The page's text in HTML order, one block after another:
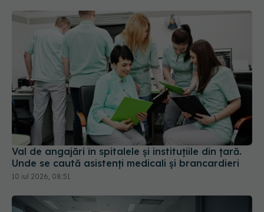
Val de angajări în spitalele și instituțiile din țară.
Unde se caută asistenți medicali și brancardieri
10 iul 2026, 08:51